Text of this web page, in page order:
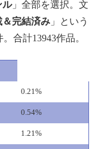
ル」全部を選択。文
＆完結済み 」という
合計13943作品。
0.21%
0.54%
1.21%